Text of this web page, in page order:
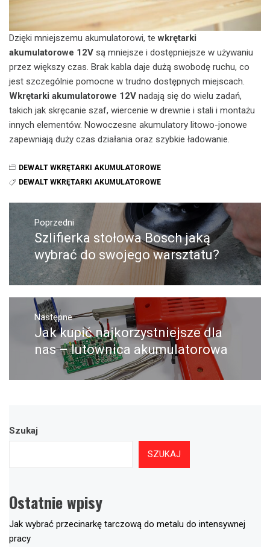
Dzięki mniejszemu akumulatorowi, tewkrętarki
akumulatorowe 12V są mniejsze i dostępniejsze w używaniu
przez większy czas. Brak kabla daje dużą swobodę ruchu, co
jest szczególnie pomocne w trudno dostępnych miejscach.
Wkrętarki akumulatorowe 12V nadają się do wielu zadań,
takich jak skręcanie szaf, wiercenie w drewnie i stali i montażu
innych elementów. Nowoczesne akumulatory litowo-jonowe
zapewniają duży czas działania oraz szybkie ładowanie.
DEWALT WKRĘTARKI AKUMULATOROWE
DEWALT WKRĘTARKI AKUMULATOROWE
Nawigacja
wpisuPoprzedni
Poprzedni
wpis:
Szlifierka stołowa Bosch jaką
wybrać do swojego warsztatu?
Następne
Następny
post:
Jak kupić najkorzystniejsze dla
nas – lutownica akumulatorowa
Szukaj
SZUKAJ
Ostatnie wpisy
Jak wybrać przecinarkę tarczową do metalu do intensywnej
pracy